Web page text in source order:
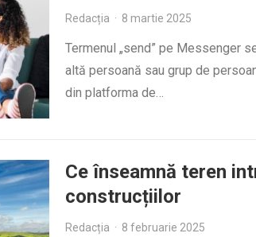
Redacția · 8 martie 2025
Termenul „send” pe Messenger
altă persoană sau grup de
din platforma de…
Ce înseamnă teren
construcțiilor
Redacția · 8 februarie 2025